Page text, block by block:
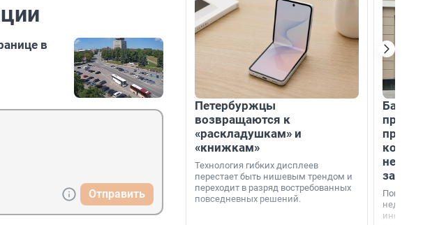
в
Отправить
Петербуржцы
возвращаются к
«раскладушкам» и
«книжкам»
Технология гибких дисплеев
перестает быть нишевым трендом и
переходит в разряд востребованных
повседневных решений.
Банк
Покупка